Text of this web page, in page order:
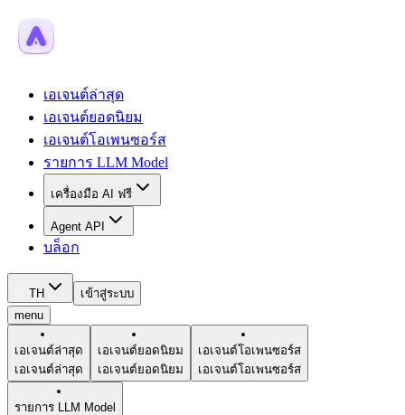
เอเจนต์ล่าสุด
เอเจนต์ยอดนิยม
เอเจนต์โอเพนซอร์ส
รายการ LLM Model
เครื่องมือ AI ฟรี
Agent API
บล็อก
TH
เข้าสู่ระบบ
menu
เอเจนต์ล่าสุด
เอเจนต์ล่าสุด
เอเจนต์ยอดนิยม
เอเจนต์ยอดนิยม
เอเจนต์โอเพนซอร์ส
เอเจนต์โอเพนซอร์ส
รายการ LLM Model